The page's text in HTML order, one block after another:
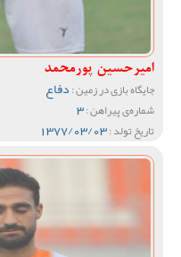
امیرحسین پورمحمد
جایگاه بازی در زمین :دفاع
شماره‌ی پیراهن :3
تاریخ تولد :1377/03/03